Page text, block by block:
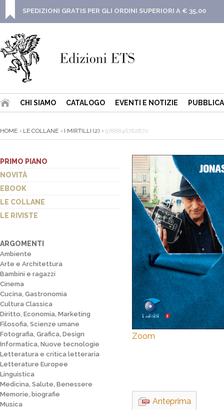
SPEDIZIONI GRATIS PER GLI ORDINI SUPERIORI A € 35,00
CHI SIAMO CATALOGO EVENTI E NOTIZIE
HOME LE COLLANE I MIRTILLI (2) 9788846762870
PRIMO PIANO
NOVITÀ
EBOOK
LE COLLANE
LE RIVISTE
ARGOMENTI
Ambiente
Arte e Architettura
Bambini e ragazzi
Cinema
Cucina, Gastronomia
Cultura Classica
Diritto, Economia, Marketing
Filosofia, Scienze umane
Fotografia, Grafica, Design
Informatica, Nuove tecnologie
Letteratura e critica letteraria
Letterature Europee
Linguistica
Medicina, Salute, Benessere
Memorie, biografie
Musica
Zoom
Anteprima